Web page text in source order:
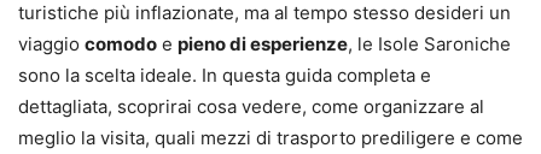
turistiche più inflazionate, ma al tempo stesso desideri un
viaggio comodo e pieno di esperienze, le Isole Saroniche
sono la scelta ideale. In questa guida completa e
dettagliata, scoprirai cosa vedere, come organizzare al
meglio la visita, quali mezzi di trasporto prediligere e come